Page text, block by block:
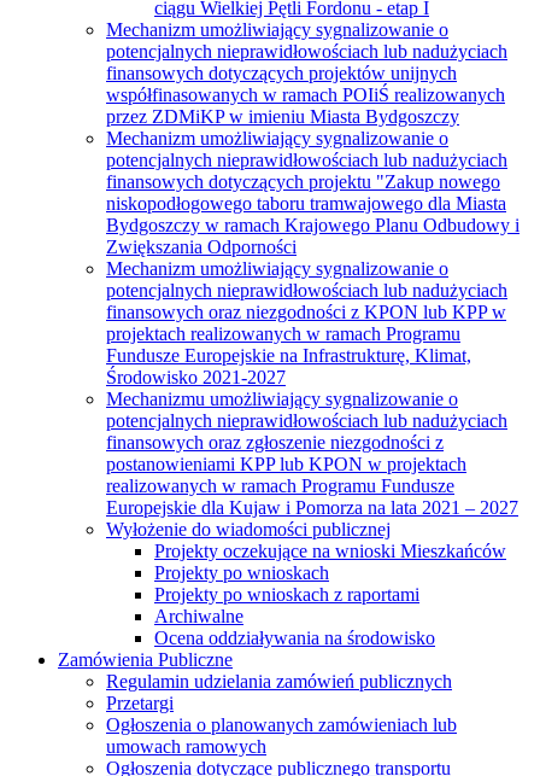
ciągu Wielkiej Pętli Fordonu - etap I
Mechanizm umożliwiający sygnalizowanie o
potencjalnych nieprawidłowościach lub nadużyciach
finansowych dotyczących projektów unijnych
współfinasowanych w ramach POIiŚ realizowanych
przez ZDMiKP w imieniu Miasta Bydgoszczy
Mechanizm umożliwiający sygnalizowanie o
potencjalnych nieprawidłowościach lub nadużyciach
finansowych dotyczących projektu "Zakup nowego
niskopodłogowego taboru tramwajowego dla Miasta
Bydgoszczy w ramach Krajowego Planu Odbudowy i
Zwiększania Odporności
Mechanizm umożliwiający sygnalizowanie o
potencjalnych nieprawidłowościach lub nadużyciach
finansowych oraz niezgodności z KPON lub KPP w
projektach realizowanych w ramach Programu
Fundusze Europejskie na Infrastrukturę, Klimat,
Środowisko 2021-2027
Mechanizmu umożliwiający sygnalizowanie o
potencjalnych nieprawidłowościach lub nadużyciach
finansowych oraz zgłoszenie niezgodności z
postanowieniami KPP lub KPON w projektach
realizowanych w ramach Programu Fundusze
Europejskie dla Kujaw i Pomorza na lata 2021 – 2027
Wyłożenie do wiadomości publicznej
Projekty oczekujące na wnioski Mieszkańców
Projekty po wnioskach
Projekty po wnioskach z raportami
Archiwalne
Ocena oddziaływania na środowisko
Zamówienia Publiczne
Regulamin udzielania zamówień publicznych
Przetargi
Ogłoszenia o planowanych zamówieniach lub
umowach ramowych
Ogłoszenia dotyczące publicznego transportu